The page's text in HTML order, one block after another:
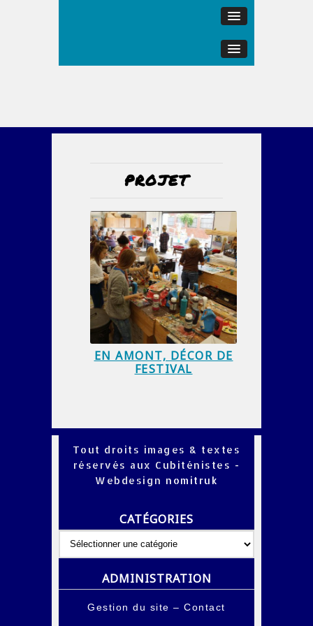
PROJET
EN AMONT, DÉCOR DE
FESTIVAL
Tout droits images & textes
réservés aux Cubiténistes -
Webdesign nomitruk
CATÉGORIES
Catégories
ADMINISTRATION
Gestion du site –Contact